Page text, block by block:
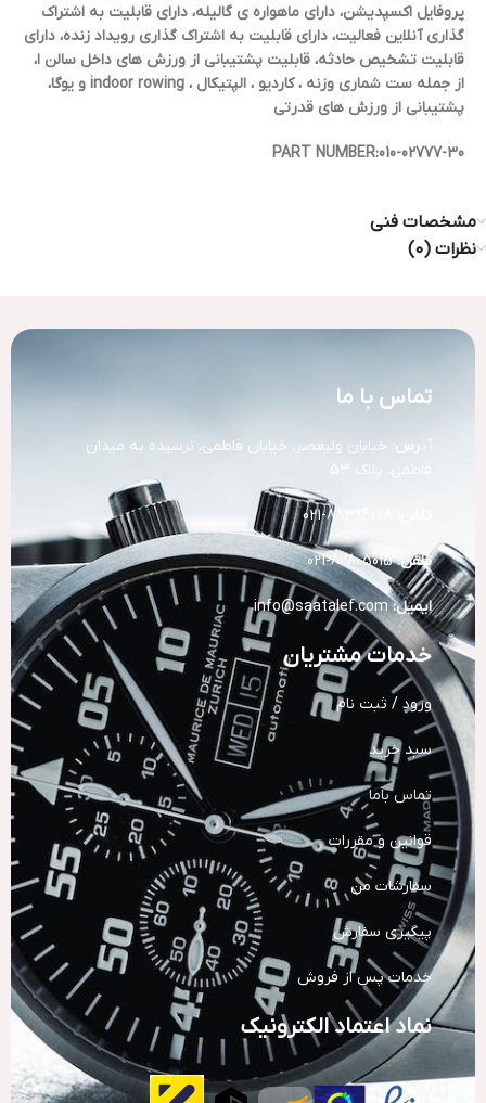
پروفایل اکسپدیشن، دارای ماهواره ی گالیله، دارای قابلیت به اشتراک
گذاری آنلاین فعالیت، دارای قابلیت به اشتراک گذاری رویداد زنده، دارای
قابلیت تشخیص حادثه، قابلیت پشتیبانی از ورزش های داخل سالن ا،
از جمله ست شماری وزنه ، کاردیو ، الپتیکال ، indoor rowing و یوگا،
پشتیبانی از ورزش های قدرتی
PART NUMBER:010-02777-30
مشخصات فنی
نظرات (0)
تماس با ما
رس: خیابان ولیعصر، خیابان فاطمی، نرسیده به میدان
فاطمی، پلاک 53
تلفن:82805015-021
ایمیل: info@saatalef.com
خدمات مشتریان
ورود / ثبت نام
سبد خرید
تماس باما
قوانین و مقررات
سفارشات من
پیگیری سفارش
خدمات پس از فروش
نماد اعتماد الکترونیک